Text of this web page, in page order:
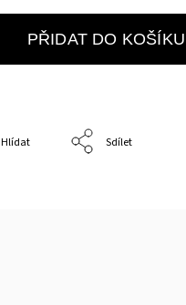
PŘIDAT DO KOŠÍKU
Hlídat Sdílet